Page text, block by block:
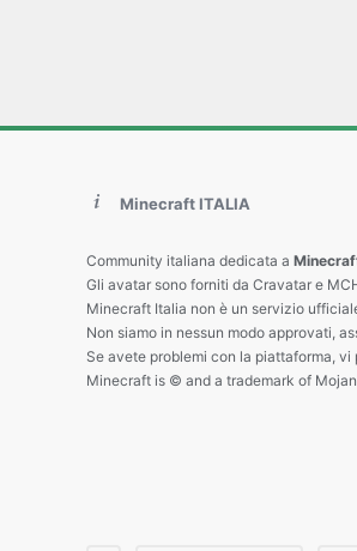
Minecraft ITALIA
Community italiana dedicata a
Gli avatar sono forniti da Cravatar e
Minecraft Italia non è un servizio
Non siamo in nessun modo approvati,
Se avete problemi con la piattaforma,
Minecraft is © and a trademark of